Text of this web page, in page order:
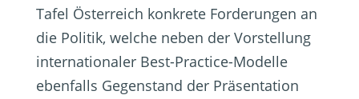
Tafel Österreich konkrete Forderungen an
die Politik, welche neben der Vorstellung
internationaler Best-Practice-Modelle
ebenfalls Gegenstand der Präsentation